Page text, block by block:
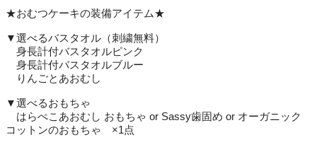
★おむつケーキの装備アイテム★
▼選べるバスタオル（刺繍無料）
身長計付バスタオルピンク
身長計付バスタオルブルー
りんごとあおむし
▼選べるおもちゃ
はらぺこあおむし おもちゃ or Sassy歯固め or オーガニック
コットンのおもちゃ ×1点